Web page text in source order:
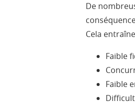
De
Cela
Faible
Faible